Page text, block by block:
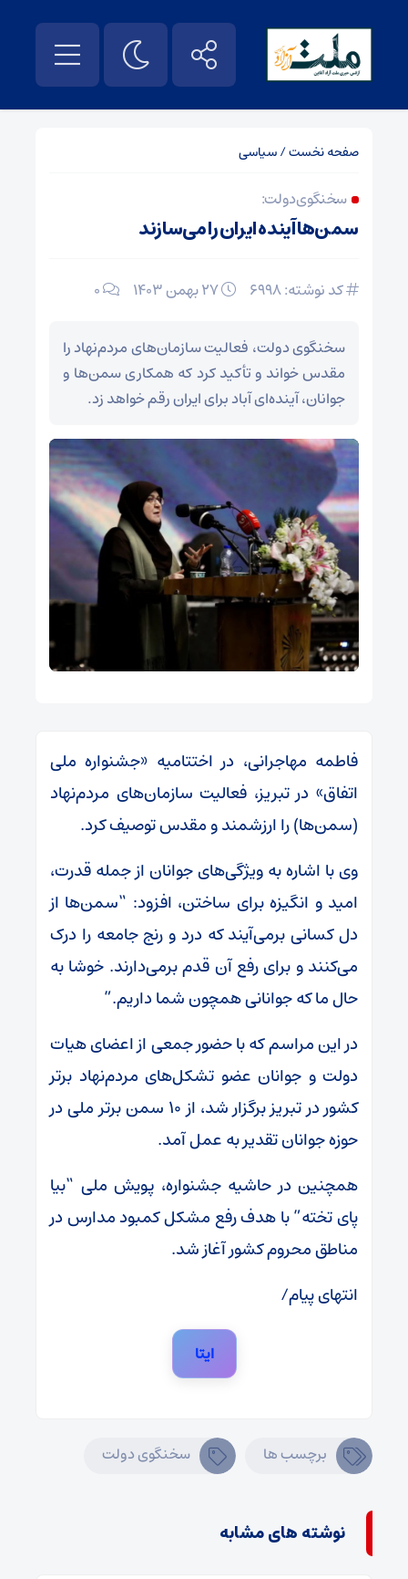
صفحه نخست/سیاسی
سخنگوی دولت:
سمن‌ها آینده ایران را می‌سازند
کد نوشته: 6998 0
سخنگوی دولت، فعالیت سازمان‌های مردم‌نهاد را
مقدس خواند و تأکید کرد که همکاری سمن‌ها و
جوانان، آینده‌ای آباد برای ایران رقم خواهد زد.
فاطمه مهاجرانی، در اختتامیه «جشنواره ملی
اتفاق» در تبریز، فعالیت سازمان‌های مردم‌نهاد
(سمن‌ها) را ارزشمند و مقدس توصیف کرد.
وی با اشاره به ویژگی‌های جوانان از جمله قدرت،
امید و انگیزه برای ساختن، افزود: “سمن‌ها از
دل کسانی برمی‌آیند که درد و رنج جامعه را درک
می‌کنند و برای رفع آن قدم برمی‌دارند. خوشا به
حال ما که جوانانی همچون شما داریم.”
در این مراسم که با حضور جمعی از اعضای هیات
دولت و جوانان عضو تشکل‌های مردم‌نهاد برتر
کشور در تبریز برگزار شد، از ۱۰ سمن برتر ملی در
حوزه جوانان تقدیر به عمل آمد.
همچنین در حاشیه جشنواره، پویش ملی “بیا
پای تخته” با هدف رفع مشکل کمبود مدارس در
مناطق محروم کشور آغاز شد.
انتهای پیام/
ایتا
برچسب ها سخنگوی دولت
نوشته های مشابه